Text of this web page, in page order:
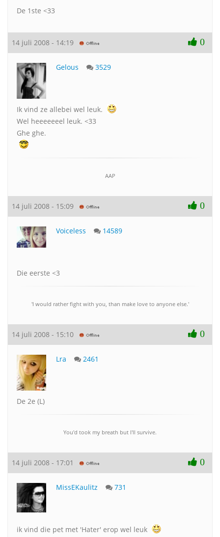
De 1ste <33
14 juli 2008 - 14:19 0
Gelous 3529
Ik vind ze allebei wel leuk.
Wel heeeeeeel leuk. <33
Ghe ghe.
AAP
14 juli 2008 - 15:09 0
Voiceless 14589
Die eerste <3
'I would rather fight with you, than make love to anyone else.'
14 juli 2008 - 15:10 0
Lra 2461
De 2e (L)
You'd took my breath but I'll survive.
14 juli 2008 - 17:01 0
MissEKaulitz 731
ik vind die pet met 'Hater' erop wel leuk